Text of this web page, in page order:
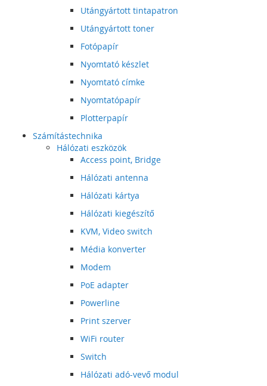
Utángyártott tintapatron
Utángyártott toner
Fotópapír
Nyomtató készlet
Nyomtató címke
Nyomtatópapír
Plotterpapír
Számítástechnika
Hálózati eszközök
Access point, Bridge
Hálózati antenna
Hálózati kártya
Hálózati kiegészítő
KVM, Video switch
Média konverter
Modem
PoE adapter
Powerline
Print szerver
WiFi router
Switch
Hálózati adó-vevő modul